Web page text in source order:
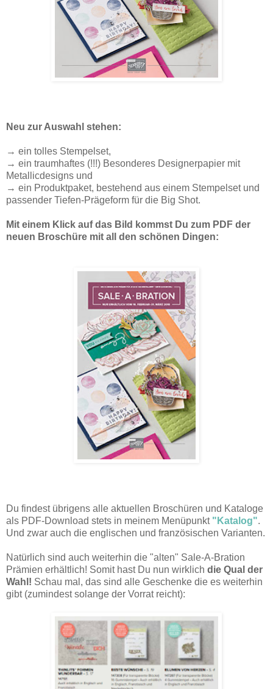
Neu zur Auswahl stehen:
→ ein tolles Stempelset,
→ ein traumhaftes (!!!) Besonderes Designerpapier mit
Metallicdesigns und
→ ein Produktpaket, bestehend aus einem Stempelset und
passender Tiefen-Prägeform für die Big Shot.
Mit einem Klick auf das Bild kommst Du zum PDF der
neuen Broschüre mit all den schönen Dingen:
Du findest übrigens alle aktuellen Broschüren und Kataloge
als PDF-Download stets in meinem Menüpunkt "Katalog".
Und zwar auch die englischen und französischen Varianten.
Natürlich sind auch weiterhin die "alten" Sale-A-Bration
Prämien erhältlich! Somit hast Du nun wirklich die Qual der
Wahl! Schau mal, das sind alle Geschenke die es weiterhin
gibt (zumindest solange der Vorrat reicht):